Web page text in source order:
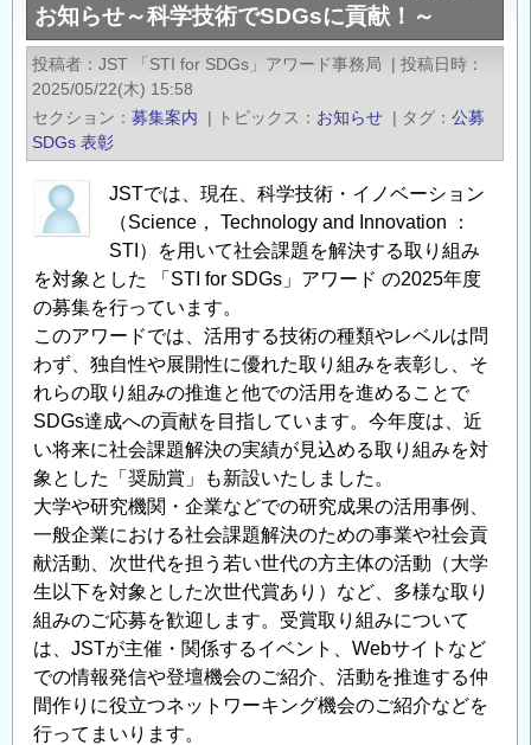
協
会
令
和
8
年
度
発
明
表
彰
募
集
の
ご
案
内
の
お知らせ～科学技術でSDGsに貢献！～
投稿者 JST 「STI for SDGs」アワード事務局 | 投稿日時
2025/05/22(木) 15:58
セクション
募集案内 | トピックス お知らせ | タグ
公募
SDGs 表彰
JSTでは、現在、科学技術・イノベーション
（Science， Technology and Innovation ：
STI）を用いて社会課題を解決する取り組み
を対象とした 「STI for SDGs」アワード の2025年度
の募集を行っています。
このアワードでは、活用する技術の種類やレベルは問
わず、独自性や展開性に優れた取り組みを表彰し、そ
れらの取り組みの推進と他での活用を進めることで
SDGs達成への貢献を目指しています。今年度は、近
い将来に社会課題解決の実績が見込める取り組みを対
象とした「奨励賞」も新設いたしました。
大学や研究機関・企業などでの研究成果の活用事例、
一般企業における社会課題解決のための事業や社会貢
献活動、次世代を担う若い世代の方主体の活動（大学
生以下を対象とした次世代賞あり）など、多様な取り
組みのご応募を歓迎します。受賞取り組みについて
は、JSTが主催・関係するイベント、Webサイトなど
での情報発信や登壇機会のご紹介、活動を推進する仲
間作りに役立つネットワーキング機会のご紹介などを
行ってまいります。